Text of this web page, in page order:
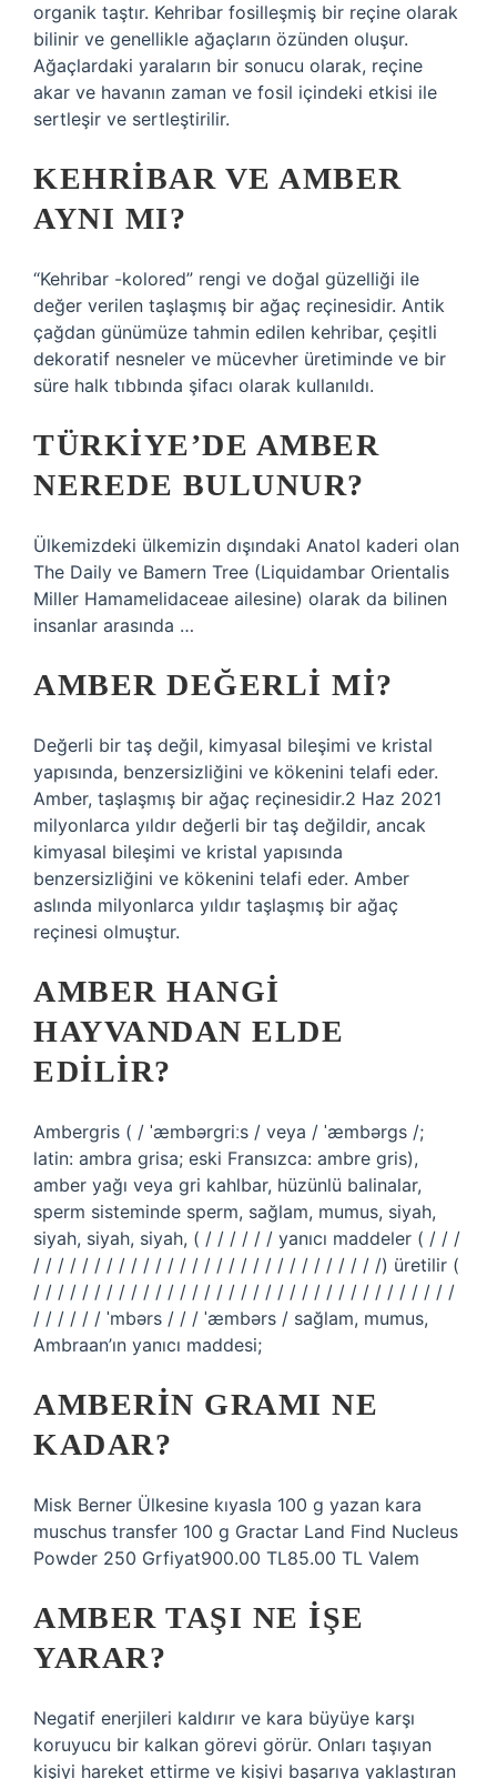
organik taştır. Kehribar fosilleşmiş bir reçine olarak
bilinir ve genellikle ağaçların özünden oluşur.
Ağaçlardaki yaraların bir sonucu olarak, reçine
akar ve havanın zaman ve fosil içindeki etkisi ile
sertleşir ve sertleştirilir.
KEHRIBAR VE AMBER
AYNI MI?
“Kehribar -kolored” rengi ve doğal güzelliği ile
değer verilen taşlaşmış bir ağaç reçinesidir. Antik
çağdan günümüze tahmin edilen kehribar, çeşitli
dekoratif nesneler ve mücevher üretiminde ve bir
süre halk tıbbında şifacı olarak kullanıldı.
TÜRKIYE’DE AMBER
NEREDE BULUNUR?
Ülkemizdeki ülkemizin dışındaki Anatol kaderi olan
The Daily ve Bamern Tree (Liquidambar Orientalis
Miller Hamamelidaceae ailesine) olarak da bilinen
insanlar arasında …
AMBER DEĞERLI MI?
Değerli bir taş değil, kimyasal bileşimi ve kristal
yapısında, benzersizliğini ve kökenini telafi eder.
Amber, taşlaşmış bir ağaç reçinesidir.2 Haz 2021
milyonlarca yıldır değerli bir taş değildir, ancak
kimyasal bileşimi ve kristal yapısında
benzersizliğini ve kökenini telafi eder. Amber
aslında milyonlarca yıldır taşlaşmış bir ağaç
reçinesi olmuştur.
AMBER HANGI
HAYVANDAN ELDE
EDILIR?
Ambergris ( / ˈæmbərɡriːs / veya / ˈæmbərɡs /;
latin: ambra grisa; eski Fransızca: ambre gris),
amber yağı veya gri kahlbar, hüzünlü balinalar,
sperm sisteminde sperm, sağlam, mumus, siyah,
siyah, siyah, siyah, ( / / / / / / yanıcı maddeler ( / / /
/ / / / / / / / / / / / / / / / / / / / / / / / / / / / /) üretilir (
/ / / / / / / / / / / / / / / / / / / / / / / / / / / / / / / / / / /
/ / / / / / ˈmbərs / / / ˈæmbərs / sağlam, mumus,
Ambraan’ın yanıcı maddesi;
AMBERIN GRAMI NE
KADAR?
Misk Berner Ülkesine kıyasla 100 g yazan kara
muschus transfer 100 g Gractar Land Find Nucleus
Powder 250 Grfiyat900.00 TL85.00 TL Valem
AMBER TAŞI NE IŞE
YARAR?
Negatif enerjileri kaldırır ve kara büyüye karşı
koruyucu bir kalkan görevi görür. Onları taşıyan
kişiyi hareket ettirme ve kişiyi başarıya yaklaştıran